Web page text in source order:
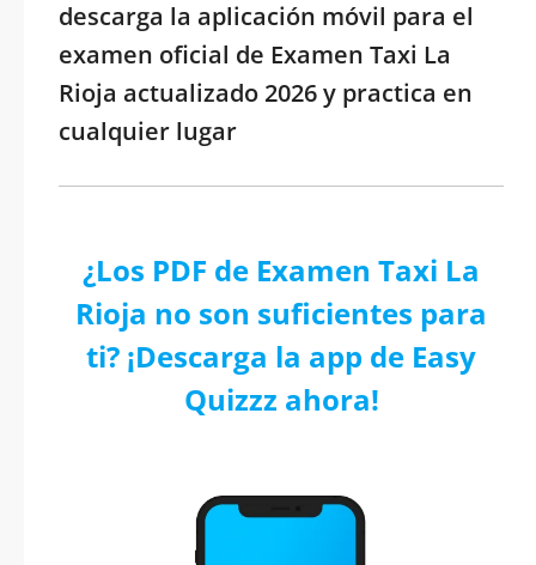
descarga la aplicación móvil para el
examen oficial de Examen Taxi La
Rioja actualizado 2026 y practica en
cualquier lugar
¿Los PDF de Examen Taxi La
Rioja no son suficientes para
ti? ¡Descarga la app de Easy
Quizzz ahora!